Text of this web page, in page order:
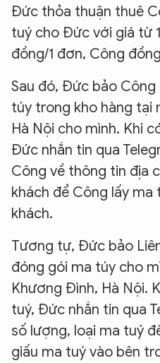
Đức thỏa thuận thuê
tuý cho Đức với giá từ
đồng/1 đơn, Công
Sau đó, Đức bảo Công
túy trong kho hàng tại
Hà Nội cho mình. Khi
Đức nhắn tin qua
Công về thông tin địa
khách để Công lấy
khách.
Tương tự, Đức bảo
đóng gói ma túy cho
Khương Đình, Hà Nội.
tuý, Đức nhắn tin qua
số lượng, loại ma tuý
giấu ma tuý vào bên